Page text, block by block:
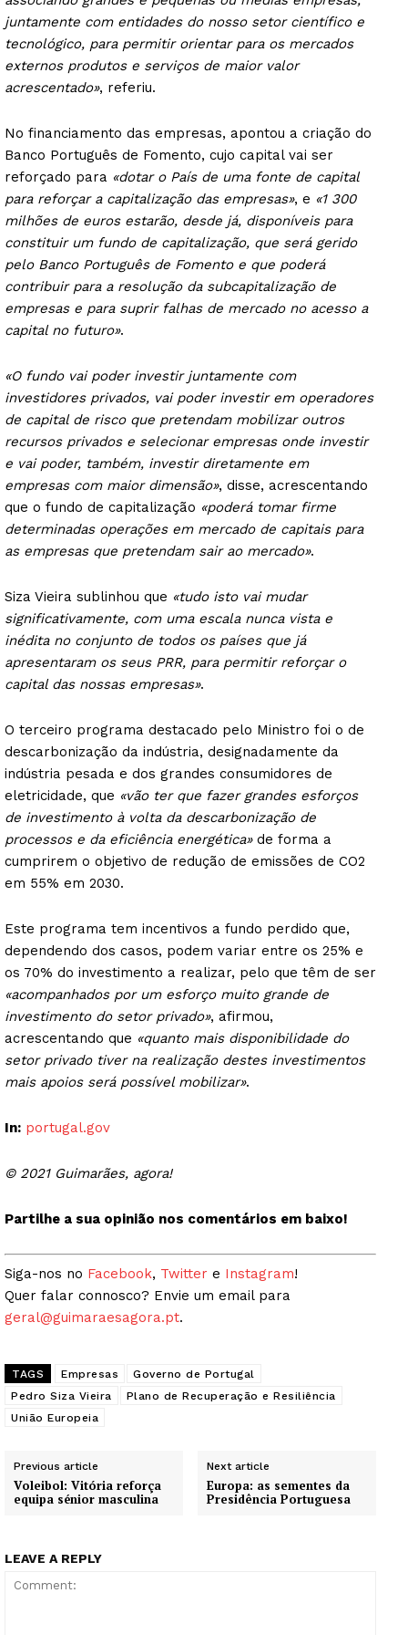
Guimarães, agora!
juntamente com entidades do nosso setor científico e
tecnológico, para permitir orientar para os mercados
externos produtos e serviços de maior valor
acrescentado», referiu.
No financiamento das empresas, apontou a criação do
Banco Português de Fomento, cujo capital vai ser
reforçado para «dotar o País de uma fonte de capital
para reforçar a capitalização das empresas», e «1 300
milhões de euros estarão, desde já, disponíveis para
constituir um fundo de capitalização, que será gerido
pelo Banco Português de Fomento e que poderá
contribuir para a resolução da subcapitalização de
empresas e para suprir falhas de mercado no acesso a
capital no futuro».
«O fundo vai poder investir juntamente com
investidores privados, vai poder investir em operadores
de capital de risco que pretendam mobilizar outros
recursos privados e selecionar empresas onde investir
e vai poder, também, investir diretamente em
empresas com maior dimensão», disse, acrescentando
que o fundo de capitalização «poderá tomar firme
determinadas operações em mercado de capitais para
as empresas que pretendam sair ao mercado».
Siza Vieira sublinhou que «tudo isto vai mudar
significativamente, com uma escala nunca vista e
inédita no conjunto de todos os países que já
apresentaram os seus PRR, para permitir reforçar o
capital das nossas empresas».
O terceiro programa destacado pelo Ministro foi o de
descarbonização da indústria, designadamente da
indústria pesada e dos grandes consumidores de
eletricidade, que «vão ter que fazer grandes esforços
de investimento à volta da descarbonização de
processos e da eficiência energética»de forma a
cumprirem o objetivo de redução de emissões de CO2
em 55% em 2030.
Este programa tem incentivos a fundo perdido que,
dependendo dos casos, podem variar entre os 25% e
os 70% do investimento a realizar, pelo que têm de ser
«acompanhados por um esforço muito grande de
investimento do setor privado», afirmou,
acrescentando que «quanto mais disponibilidade do
setor privado tiver na realização destes investimentos
mais apoios será possível mobilizar».
In: portugal.gov
© 2021 Guimarães, agora!
Partilhe a sua opinião nos comentários em baixo!
Siga-nos no Facebook, Twitter e Instagram!
Quer falar connosco? Envie um email para
geral@guimaraesagora.pt.
TAGS Empresas
Governo de Portugal
Pedro Siza Vieira
Plano de Recuperação e Resiliência
União Europeia
Previous article
Voleibol: Vitória reforça
equipa sénior masculina
Next article
Europa: as sementes da
Presidência Portuguesa
LEAVE A REPLY